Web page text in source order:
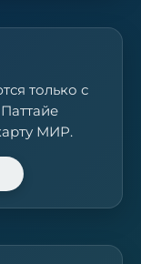
только с
МИР.